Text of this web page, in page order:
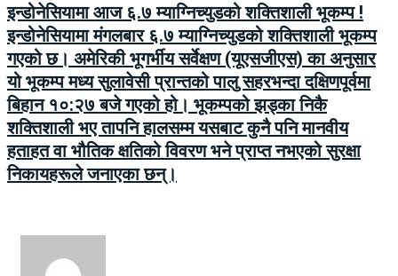
इन्डोनेसियामा आज ६.७ म्याग्निच्युडको शक्तिशाली भूकम्प !
इन्डोनेसियामा मंगलबार ६.७ म्याग्निच्युडको शक्तिशाली भूकम्प
गएको छ। अमेरिकी भूगर्भीय सर्वेक्षण (यूएसजीएस) का अनुसार
यो भूकम्प मध्य सुलावेसी प्रान्तको पालु सहरभन्दा दक्षिणपूर्वमा
बिहान १०:२७ बजे गएको हो। भूकम्पको झड्का निकै
शक्तिशाली भए तापनि हालसम्म यसबाट कुनै पनि मानवीय
हताहत वा भौतिक क्षतिको विवरण भने प्राप्त नभएको सुरक्षा
निकायहरूले जनाएका छन्।